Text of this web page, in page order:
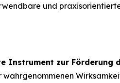
und
Instrument zur Förderung